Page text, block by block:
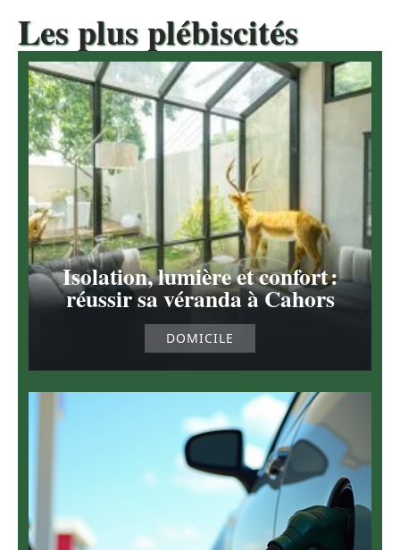
Les plus plébiscités
Isolation, lumière et confort :
réussir sa véranda à Cahors
DOMICILE